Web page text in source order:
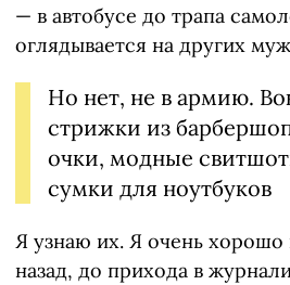
— в автобусе до трапа
оглядывается на других
Но нет, не в армию.
стрижки из
очки, модные
сумки для ноутбуков
Я узнаю их. Я очень хорошо
назад, до прихода в